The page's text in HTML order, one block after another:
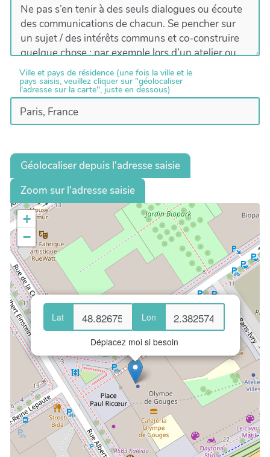
Ville et pays de résidence (une fois la ville et le
pays saisis, veuillez cliquer sur "géolocaliser
l'adresse sur la carte", juste en dessous)
Géolocaliser depuis l'adresse saisie
Zoom sur l'adresse saisie
Lat Lon
Déplacez moi si besoin
+
−